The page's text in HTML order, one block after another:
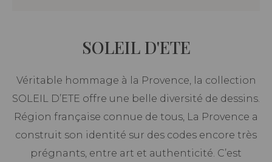
SOLEIL D'ETE
Véritable hommage à la Provence, la collection
SOLEIL D’ETE offre une belle diversité de dessins.
Région française connue de tous, La Provence a
construit son identité sur des codes encore très
prégnants, entre art et authenticité. C’est